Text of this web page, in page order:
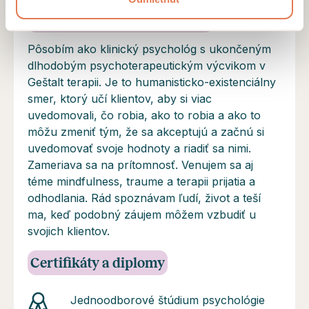
Vzdelanie a profil odborníka
Pôsobím ako klinický psychológ s ukončeným
dlhodobým psychoterapeutickým výcvikom v
Geštalt terapii. Je to humanisticko-existenciálny
smer, ktorý učí klientov, aby si viac
uvedomovali, čo robia, ako to robia a ako to
môžu zmeniť tým, že sa akceptujú a začnú si
uvedomovať svoje hodnoty a riadiť sa nimi.
Zameriava sa na prítomnosť. Venujem sa aj
téme mindfulness, traume a terapii prijatia a
odhodlania. Rád spoznávam ľudí, život a teší
ma, keď podobný záujem môžem vzbudiť u
svojich klientov.
Certifikáty a diplomy
Jednoodborové štúdium psychológie